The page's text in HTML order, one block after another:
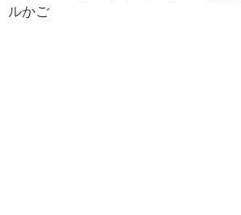
ルかご